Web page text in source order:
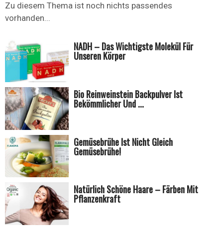
Zu diesem Thema ist noch nichts passendes
vorhanden...
NADH – Das Wichtigste Molekül Für
Unseren Körper
Bio Reinweinstein Backpulver Ist
Bekömmlicher Und ...
Gemüsebrühe Ist Nicht Gleich
Gemüsebrühe!
Natürlich Schöne Haare – Färben Mit
Pflanzenkraft